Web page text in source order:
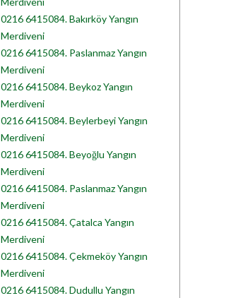
0216 6415084. Bakırköy Yangın
Merdiveni
0216 6415084. Paslanmaz Yangın
Merdiveni
0216 6415084. Beykoz Yangın
Merdiveni
0216 6415084. Beylerbeyi Yangın
Merdiveni
0216 6415084. Beyoğlu Yangın
Merdiveni
0216 6415084. Paslanmaz Yangın
Merdiveni
0216 6415084. Çatalca Yangın
Merdiveni
0216 6415084. Çekmeköy Yangın
Merdiveni
0216 6415084. Dudullu Yangın